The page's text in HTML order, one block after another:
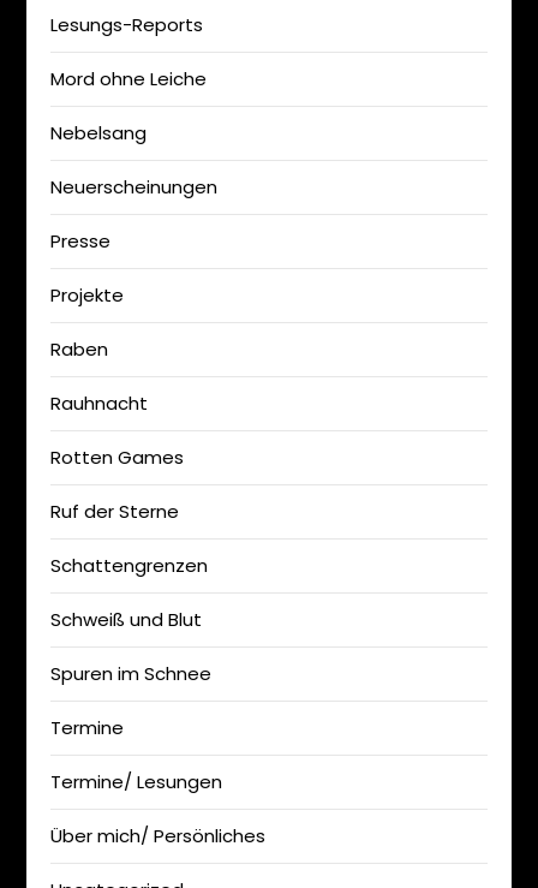
Lesungs-Reports
Mord ohne Leiche
Nebelsang
Neuerscheinungen
Presse
Projekte
Raben
Rauhnacht
Rotten Games
Ruf der Sterne
Schattengrenzen
Schweiß und Blut
Spuren im Schnee
Termine
Termine/ Lesungen
Über mich/ Persönliches